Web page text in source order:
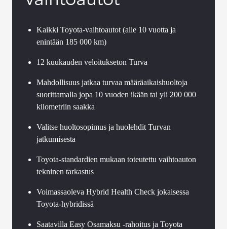
Kaikki Toyota-vaihtoautot (alle 10 vuotta ja
enintään 185 000 km)
12 kuukauden veloitukseton Turva
Mahdollisuus jatkaa turvaa määräaikaishuoltoja
suorittamalla jopa 10 vuoden ikään tai yli 200 000
kilometriin saakka
Valitse huoltosopimus ja huolehdit Turvan
jatkumisesta
Toyota-standardien mukaan toteutettu vaihtoauton
tekninen tarkastus
Voimassaoleva Hybrid Health Check jokaisessa
Toyota-hybridissä
Saatavilla Easy Osamaksu -rahoitus ja Toyota